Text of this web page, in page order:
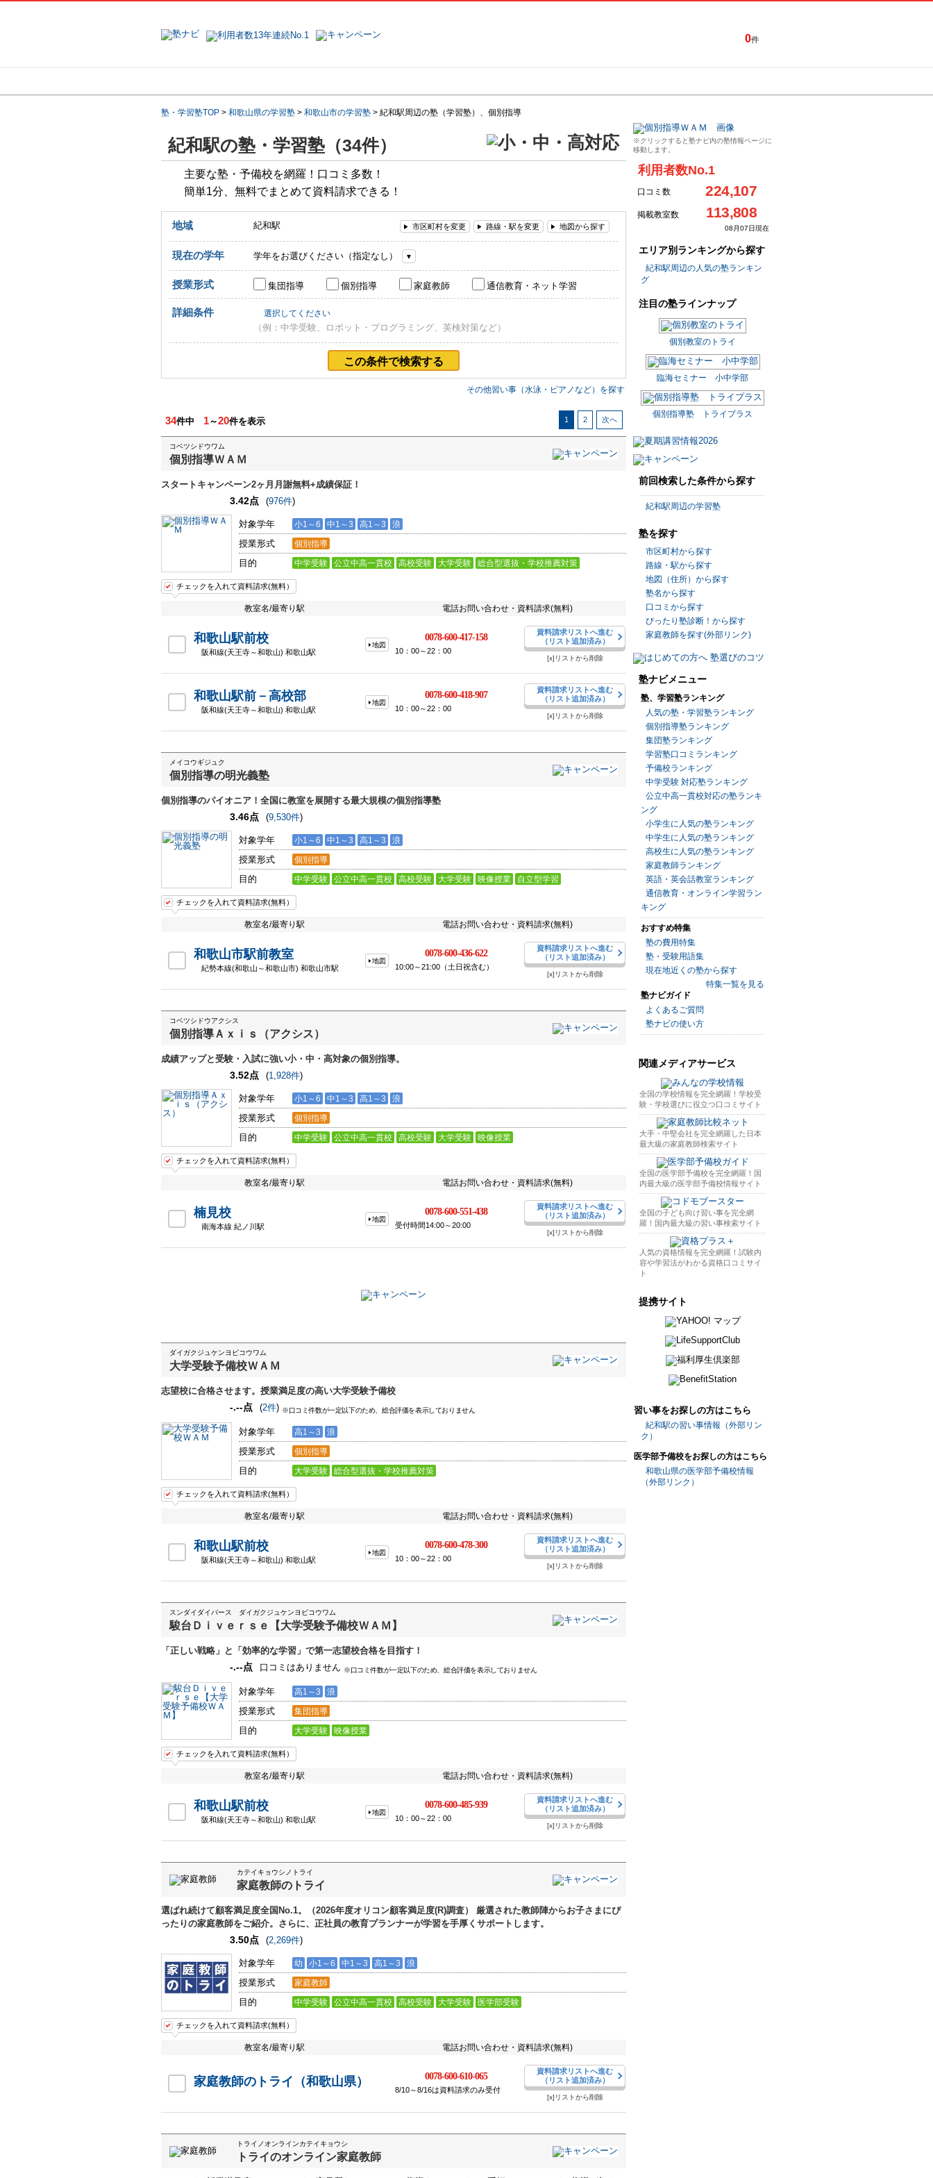
0件
塾・学習塾TOP > 和歌山県の学習塾 > 和歌山市の学習塾 > 紀和駅周辺の塾（学習塾）、個別指導
紀和駅の塾・学習塾（34件）
主要な塾・予備校を網羅！口コミ多数！
簡単1分、無料でまとめて資料請求できる！
地域 紀和駅 市区町村を変更 路線・駅を変更 地図から探す
現在の学年 学年をお選びください（指定なし）
授業形式 集団指導 個別指導 家庭教師 通信教育・ネット学習
詳細条件 選択してください
（例：中学受験、ロボット・プログラミング、英検対策など）
この条件で検索する
その他習い事（水泳・ピアノなど）を探す
34件中 1～20件を表示 1 2 次へ
コベツシドウワム
個別指導ＷＡＭ
スタートキャンペーン2ヶ月月謝無料+成績保証！
3.42点 (976件)
対象学年 小1～6 中1～3 高1～3 浪
授業形式 個別指導
目的 中学受験 公立中高一貫校 高校受験 大学受験 総合型選抜・学校推薦対策
チェックを入れて資料請求(無料）
教室名/最寄り駅 電話お問い合わせ・資料請求(無料)
和歌山駅前校
阪和線(天王寺～和歌山) 和歌山駅
地図
0078-600-417-158
10：00～22：00
資料請求リストへ進む
（リスト追加済み）
[x]リストから削除
和歌山駅前－高校部
阪和線(天王寺～和歌山) 和歌山駅
地図
0078-600-418-907
10：00～22：00
資料請求リストへ進む
（リスト追加済み）
[x]リストから削除
メイコウギジュク
個別指導の明光義塾
個別指導のパイオニア！全国に教室を展開する最大規模の個別指導塾
3.46点 (9,530件)
対象学年 小1～6 中1～3 高1～3 浪
授業形式 個別指導
目的 中学受験 公立中高一貫校 高校受験 大学受験 映像授業 自立型学習
チェックを入れて資料請求(無料）
教室名/最寄り駅 電話お問い合わせ・資料請求(無料)
和歌山市駅前教室
紀勢本線(和歌山～和歌山市) 和歌山市駅
地図
0078-600-436-622
10:00～21:00（土日祝含む）
資料請求リストへ進む
（リスト追加済み）
[x]リストから削除
コベツシドウアクシス
個別指導Ａｘｉｓ（アクシス）
成績アップと受験・入試に強い小・中・高対象の個別指導。
3.52点 (1,928件)
対象学年 小1～6 中1～3 高1～3 浪
授業形式 個別指導
目的 中学受験 公立中高一貫校 高校受験 大学受験 映像授業
チェックを入れて資料請求(無料）
教室名/最寄り駅 電話お問い合わせ・資料請求(無料)
楠見校
南海本線 紀ノ川駅
地図
0078-600-551-438
受付時間14:00～20:00
資料請求リストへ進む
（リスト追加済み）
[x]リストから削除
ダイガクジュケンヨビコウワム
大学受験予備校ＷＡＭ
志望校に合格させます。授業満足度の高い大学受験予備校
-.--点 (2件) ※口コミ件数が一定以下のため、総合評価を表示しておりません
対象学年 高1～3 浪
授業形式 個別指導
目的 大学受験 総合型選抜・学校推薦対策
チェックを入れて資料請求(無料）
教室名/最寄り駅 電話お問い合わせ・資料請求(無料)
和歌山駅前校
阪和線(天王寺～和歌山) 和歌山駅
地図
0078-600-478-300
10：00～22：00
資料請求リストへ進む
（リスト追加済み）
[x]リストから削除
スンダイダイバース ダイガクジュケンヨビコウワム
駿台Ｄｉｖｅｒｓｅ【大学受験予備校ＷＡＭ】
「正しい戦略」と「効率的な学習」で第一志望校合格を目指す！
-.--点 口コミはありません ※口コミ件数が一定以下のため、総合評価を表示しておりません
対象学年 高1～3 浪
授業形式 集団指導
目的 大学受験 映像授業
チェックを入れて資料請求(無料）
教室名/最寄り駅 電話お問い合わせ・資料請求(無料)
和歌山駅前校
阪和線(天王寺～和歌山) 和歌山駅
地図
0078-600-485-939
10：00～22：00
資料請求リストへ進む
（リスト追加済み）
[x]リストから削除
カテイキョウシノトライ
家庭教師のトライ
選ばれ続けて顧客満足度全国No.1。（2026年度オリコン顧客満足度(R)調査） 厳選された教師陣からお子さまにぴ
ったりの家庭教師をご紹介。さらに、正社員の教育プランナーが学習を手厚くサポートします。
3.50点 (2,269件)
対象学年 幼 小1～6 中1～3 高1～3 浪
授業形式 家庭教師
目的 中学受験 公立中高一貫校 高校受験 大学受験 医学部受験
チェックを入れて資料請求(無料）
教室名/最寄り駅 電話お問い合わせ・資料請求(無料)
家庭教師のトライ（和歌山県） 0078-600-610-065
8/10～8/16は資料請求のみ受付
資料請求リストへ進む
（リスト追加済み）
[x]リストから削除
トライノオンラインカテイキョウシ
トライのオンライン家庭教師
※クリックすると塾ナビ内の塾情報ページに
移動します。
利用者数No.1
口コミ数 224,107
掲載教室数 113,808
08月07日現在
エリア別ランキングから探す
紀和駅周辺の人気の塾ランキン
グ
注目の塾ラインナップ
個別教室のトライ
臨海セミナー 小中学部
個別指導塾 トライプラス
前回検索した条件から探す
紀和駅周辺の学習塾
塾を探す
市区町村から探す
路線・駅から探す
地図（住所）から探す
塾名から探す
口コミから探す
ぴったり塾診断！から探す
家庭教師を探す(外部リンク)
塾ナビメニュー
塾、学習塾ランキング
人気の塾・学習塾ランキング
個別指導塾ランキング
集団塾ランキング
学習塾口コミランキング
予備校ランキング
中学受験 対応塾ランキング
公立中高一貫校対応の塾ランキ
ング
小学生に人気の塾ランキング
中学生に人気の塾ランキング
高校生に人気の塾ランキング
家庭教師ランキング
英語・英会話教室ランキング
通信教育・オンライン学習ラン
キング
おすすめ特集
塾の費用特集
塾・受験用語集
現在地近くの塾から探す
特集一覧を見る
塾ナビガイド
よくあるご質問
塾ナビの使い方
関連メディアサービス
全国の学校情報を完全網羅！学校受
験・学校選びに役立つ口コミサイト
大手・中堅会社を完全網羅した日本
最大級の家庭教師検索サイト
全国の医学部予備校を完全網羅！国
内最大級の医学部予備校情報サイト
全国の子ども向け習い事を完全網
羅！国内最大級の習い事検索サイト
人気の資格情報を完全網羅！試験内
容や学習法がわかる資格口コミサイ
ト
提携サイト
習い事をお探しの方はこちら
紀和駅の習い事情報（外部リン
ク）
医学部予備校をお探しの方はこちら
和歌山県の医学部予備校情報
（外部リンク）